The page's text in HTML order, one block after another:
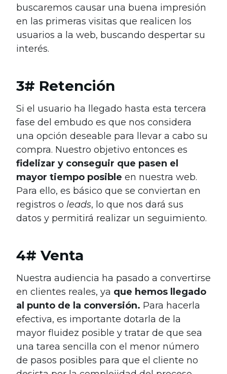
buscaremos causar una buena impresión
en las primeras visitas que realicen los
usuarios a la web, buscando despertar su
interés.
3# Retención
Si el usuario ha llegado hasta esta tercera
fase del embudo es que nos considera
una opción deseable para llevar a cabo su
compra. Nuestro objetivo entonces es
fidelizar y conseguir que pasen el
mayor tiempo posible en nuestra web.
Para ello, es básico que se conviertan en
registros o leads, lo que nos dará sus
datos y permitirá realizar un seguimiento.
4# Venta
Nuestra audiencia ha pasado a convertirse
en clientes reales, ya que hemos llegado
al punto de la conversión. Para hacerla
efectiva, es importante dotarla de la
mayor fluidez posible y tratar de que sea
una tarea sencilla con el menor número
de pasos posibles para que el cliente no